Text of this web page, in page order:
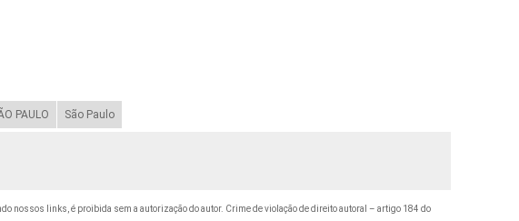
PAULO São Paulo
nossos links, é proibida sem a autorização do autor. Crime de violação de direito autoral – artigo 184 do